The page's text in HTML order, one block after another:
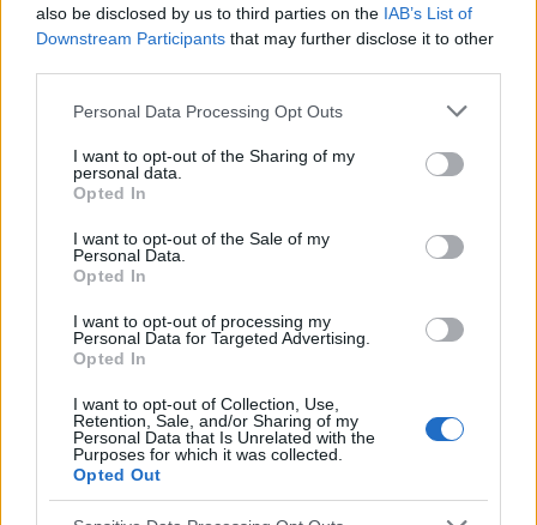
also be disclosed by us to third parties on the IAB’s List of
Downstream Participants that may further disclose it to other
Personal Data Processing Opt Outs
I want to opt-out of the Sharing of my
personal data.
Opted In
I want to opt-out of the Sale of my
Personal Data.
Opted In
I want to opt-out of processing my
Personal Data for Targeted Advertising.
Opted In
I want to opt-out of Collection, Use,
Retention, Sale, and/or Sharing of my
Personal Data that Is Unrelated with the
Purposes for which it was collected.
Opted Out
17 KWIETNIA 2026
Zagłosuj na swojego
kandydata w plebiscycie
Młode Synapsy!
Zapraszamy do głosowania na laureatów
Plebiscytu Młoda Synapsa 2026! Jeśli chcesz
docenić wyjątkowe osiągnięcia w obszarze
psychiatrycznej opieki zdrowotnej oraz badań
naukowych, zapraszamy do udziału w
Głosowanie trwa do 22 kwietnia 2026 r.
Wśród nominowanych w kategorii
Psychiatriimogą Państwo głosować na: